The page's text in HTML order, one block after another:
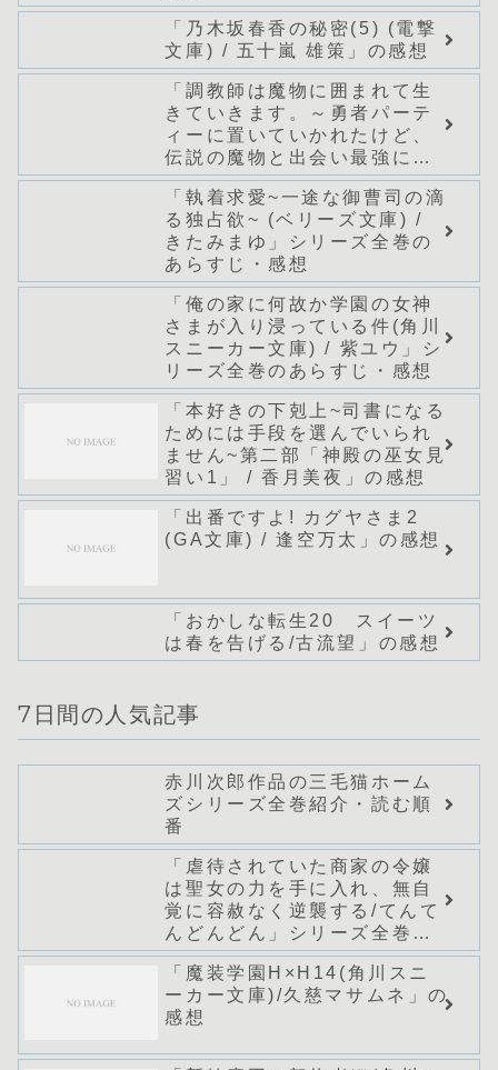
「乃木坂春香の秘密(5) (電撃
文庫) / 五十嵐 雄策」の感想
「調教師は魔物に囲まれて生
きていきます。～勇者パーテ
ィーに置いていかれたけど、
伝説の魔物と出会い最強にな
ってた～(グラストNOVELS)/
七篠龍」シリーズ全巻のあら
すじ・感想
「執着求愛~一途な御曹司の滴
る独占欲~ (ベリーズ文庫) /
きたみまゆ」シリーズ全巻の
あらすじ・感想
「俺の家に何故か学園の女神
さまが入り浸っている件(角川
スニーカー文庫) / 紫ユウ」シ
リーズ全巻のあらすじ・感想
「本好きの下剋上~司書になる
ためには手段を選んでいられ
ません~第二部「神殿の巫女見
習い1」 / 香月美夜」の感想
「出番ですよ! カグヤさま2
(GA文庫) / 逢空万太」の感想
「おかしな転生20 スイーツ
は春を告げる/古流望」の感想
7日間の人気記事
赤川次郎作品の三毛猫ホーム
ズシリーズ全巻紹介・読む順
番
「虐待されていた商家の令嬢
は聖女の力を手に入れ、無自
覚に容赦なく逆襲する/てんて
んどんどん」シリーズ全巻の
あらすじ・感想
「魔装学園H×H14(角川スニ
ーカー文庫)/久慈マサムネ」の
感想